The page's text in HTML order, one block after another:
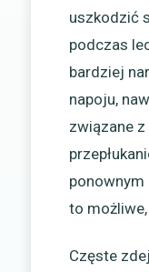
uszkodzić
podczas
bardziej
napoju,
związane z
ponownym
to
Częste